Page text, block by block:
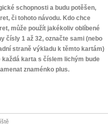
schopnosti a budu potěšen,
či tohoto návodu. Kdo chce
může použít jakékoliv oblíbené
čísly 1 až 32, označte sami (nebo
straně výkladu k těmto kartám)
karta s číslem lichým bude
znaménko plus.